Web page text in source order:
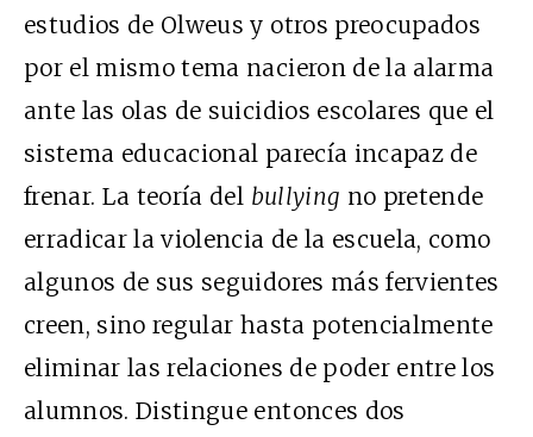
estudios de Olweus y otros preocupados
por el mismo tema nacieron de la alarma
ante las olas de suicidios escolares que el
sistema educacional parecía incapaz de
frenar. La teoría del bullying no pretende
erradicar la violencia de la escuela, como
algunos de sus seguidores más fervientes
creen, sino regular hasta potencialmente
eliminar las relaciones de poder entre los
alumnos. Distingue entonces dos